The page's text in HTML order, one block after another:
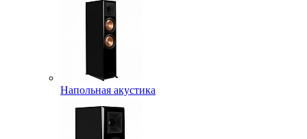
Напольная акустика